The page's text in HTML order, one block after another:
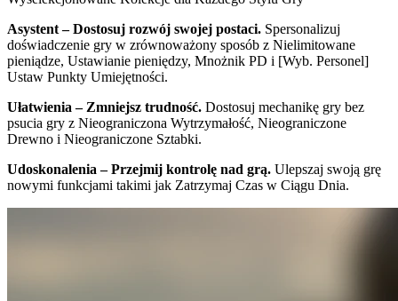
Asystent – Dostosuj rozwój swojej postaci. Spersonalizuj
doświadczenie gry w zrównoważony sposób z Nielimitowane
pieniądze, Ustawianie pieniędzy, Mnożnik PD i [Wyb. Personel]
Ustaw Punkty Umiejętności.
Ułatwienia – Zmniejsz trudność. Dostosuj mechanikę gry bez
psucia gry z Nieograniczona Wytrzymałość, Nieograniczone
Drewno i Nieograniczone Sztabki.
Udoskonalenia – Przejmij kontrolę nad grą. Ulepszaj swoją grę
nowymi funkcjami takimi jak Zatrzymaj Czas w Ciągu Dnia.